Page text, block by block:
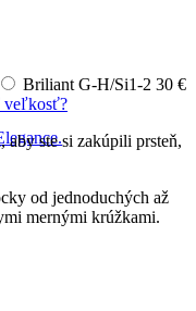
Briliant G-H/Si1-2 30 €
veľkosť?
ste si zakúpili prsteň,
od jednoduchých až
mernými krúžkami.